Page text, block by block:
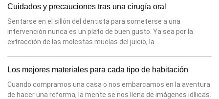
Cuidados y precauciones tras una cirugía oral
Sentarse en el sillón del dentista para someterse a una
intervención nunca es un plato de buen gusto. Ya sea por la
extracción de las molestas muelas del juicio, la
Los mejores materiales para cada tipo de habitación
Cuando compramos una casa o nos embarcamos en la aventura
de hacer una reforma, la mente se nos llena de imágenes idílicas.